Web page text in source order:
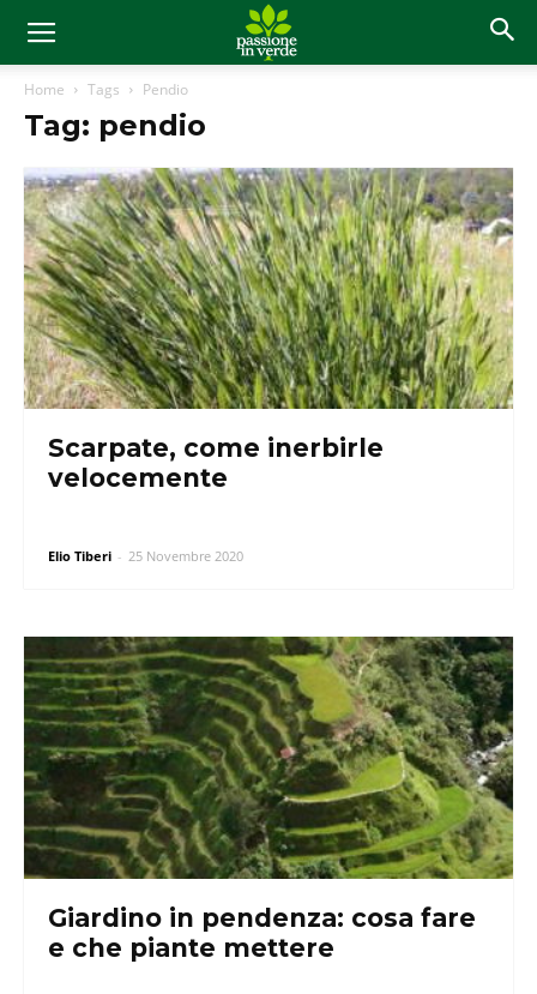
Home Tags Pendio
Tag: pendio
Scarpate, come inerbirle
velocemente
Elio Tiberi - 25 Novembre 2020
Giardino in pendenza: cosa fare
e che piante mettere